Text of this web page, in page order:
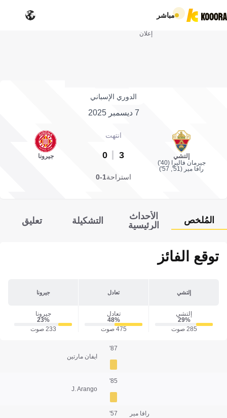
مباشر
إعلان
الدوري الإسباني
7 ديسمبر 2025
إلتشي
جيرمان فاليرا (40')
رافا مير (51', 57')
انتهت
3
0 جيرونا
استراحة1-0
المُلخص
الأحداث
الرئيسية
التشكيلة تعليق
توقع الفائز
إلتشي تعادل جيرونا
إلتشي
29‎%‎
285 صوت
تعادل
48‎%‎
475 صوت
جيرونا
23‎%‎
233 صوت
ايفان مارتين
87'
J. Arango
85'
رافا مير 57'